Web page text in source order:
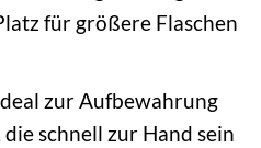
für größere Flaschen
zur Aufbewahrung
schnell zur Hand sein